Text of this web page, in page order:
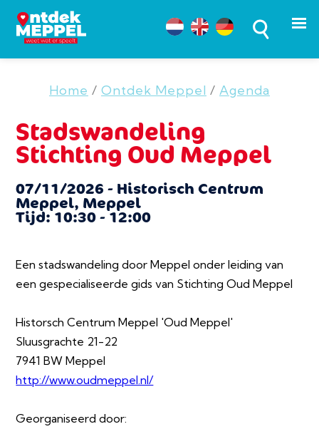
Home / Ontdek Meppel / Agenda
Stadswandeling
Stichting Oud Meppel
07/11/2026 - Historisch Centrum
Meppel, Meppel
Tijd: 10:30 - 12:00
Een stadswandeling door Meppel onder leiding van
een gespecialiseerde gids van Stichting Oud Meppel
Historsch Centrum Meppel 'Oud Meppel'
Sluusgrachte 21-22
7941 BW Meppel
http://www.oudmeppel.nl/
Georganiseerd door: